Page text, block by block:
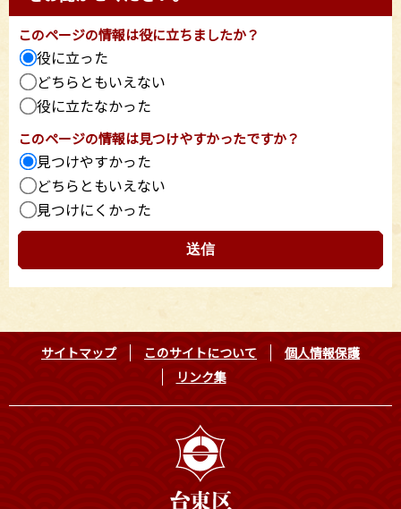
このページの情報は役に立ちましたか？
役に立った
どちらともいえない
役に立たなかった
このページの情報は見つけやすかったですか？
見つけやすかった
どちらともいえない
見つけにくかった
サイトマップ このサイトについて
個人情報保護
リンク集